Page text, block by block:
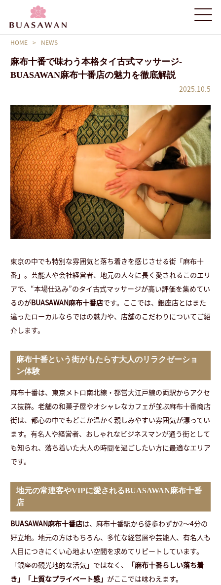
HOME > NEWS
麻布十番で味わう本格タイ古式マッサージ‐
BUASAWAN麻布十番店の魅力を徹底解説
2025.10.5
東京の中でも特別な雰囲気と落ち着きを感じさせる街「麻布十
番」。芸能人や会社経営者、地元の人々に長く愛されるこのエリ
アで、“本場仕込み”のタイ古式マッサージが高い評価を集めてい
るのがBUASAWAN麻布十番店です。ここでは、銀座店とはまた
違ったローカルならではの魅力や、店舗のこだわりについてご紹
介します。
麻布十番という街がもたらす大人のリラクゼーショ
ン体験
麻布十番は、東京メトロ南北線・都営大江戸線の両駅からアクセ
ス抜群。老舗の和菓子屋やオシャレなカフェが並ぶ麻布十番商店
街は、都心の中でもどこか温かく親しみやすい雰囲気が漂ってい
ます。有名人や経営者、おしゃれなビジネスマンが通う街として
も知られ、落ち着いた大人の時間を過ごしたい方に最適なエリア
です。
地元の常連客やVIPに愛されるBUASAWAN麻布十番
店
BUASAWAN麻布十番店は、麻布十番駅から徒歩わずか2～4分の
好立地。地元の方はもちろん、多忙な経営層や芸能人、有名人も
人目につきにくい心地よい空間を求めてリピートしています。
「銀座の観光地的な活気」ではなく、
「麻布十番らしい落ち着
き」「上質なプライベート感」 がここでは味わえます。